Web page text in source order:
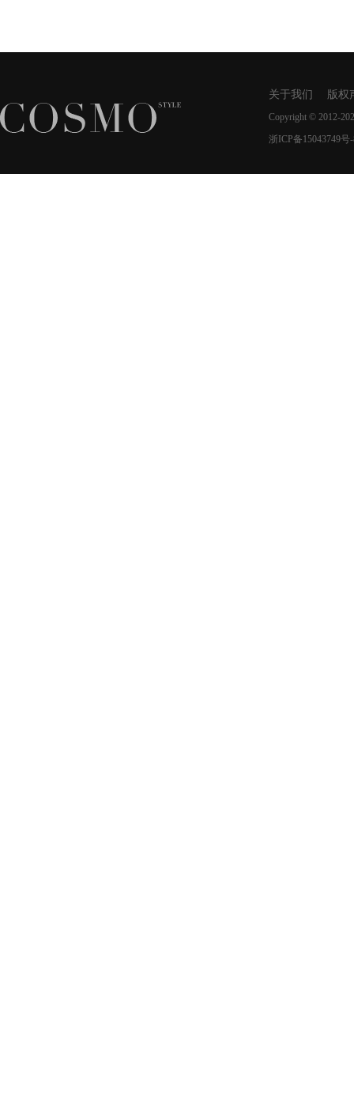
关于我们 版权
Copyright © 2012-
浙ICP备15043749